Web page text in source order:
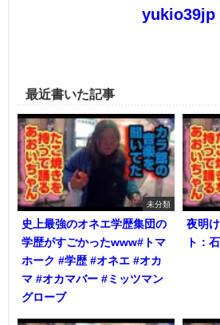
yukio39jp
最近書いた記事
未分類
史上最強のオネエ学歴集団の
学歴がすごかったwww#トマ
ホーク #学歴 #オネエ #オカ
マ #オカマバー #ミッツマン
グローブ
夜明
ト：